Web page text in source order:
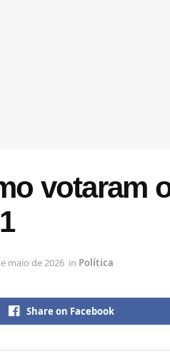
votaram
maio de 2026 in Política
Share on Facebook